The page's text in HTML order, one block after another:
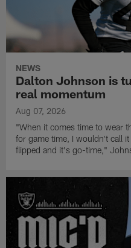
NEWS
Dalton Johnson is
real momentum
Aug 07, 2026
"When it comes time to wear
for game time, I wouldn't call
flipped and it's go-time,"